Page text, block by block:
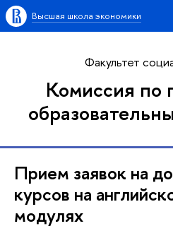
Высшая школа экономики
Факультет
Комиссия по
Прием заявок на
курсов на
модулях